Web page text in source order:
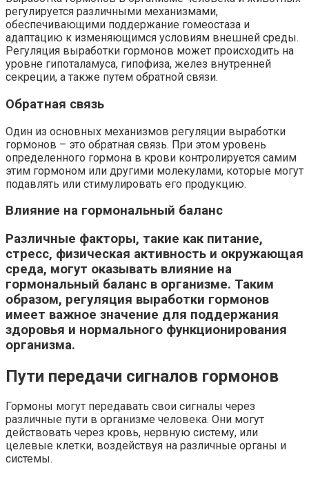
регулируется различными механизмами,
обеспечивающими поддержание гомеостаза и
адаптацию к изменяющимся условиям внешней среды.
Регуляция выработки гормонов может происходить на
уровне гипоталамуса, гипофиза, желез внутренней
секреции, а также путем обратной связи.
Обратная связь
Один из основных механизмов регуляции выработки
гормонов – это обратная связь. При этом уровень
определенного гормона в крови контролируется самим
этим гормоном или другими молекулами, которые могут
подавлять или стимулировать его продукцию.
Влияние на гормональный баланс
Различные факторы, такие как питание,
стресс, физическая активность и окружающая
среда, могут оказывать влияние на
гормональный баланс в организме. Таким
образом, регуляция выработки гормонов
имеет важное значение для поддержания
здоровья и нормального функционирования
организма.
Пути передачи сигналов гормонов
Гормоны могут передавать свои сигналы через
различные пути в организме человека. Они могут
действовать через кровь, нервную систему, или
целевые клетки, воздействуя на различные органы и
системы.